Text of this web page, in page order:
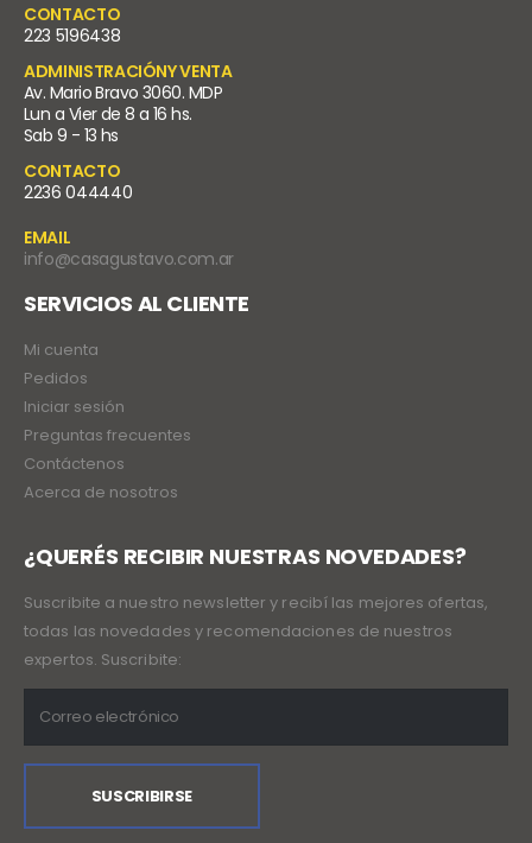
CONTACTO
223 5196438
ADMINISTRACIÓNY VENTA
Av. Mario Bravo 3060. MDP
Lun a Vier de 8 a 16 hs.
Sab 9 - 13 hs
CONTACTO
2236 044440
EMAIL
info@casagustavo.com.ar
SERVICIOS AL CLIENTE
Mi cuenta
Pedidos
Iniciar sesión
Preguntas frecuentes
Contáctenos
Acerca de nosotros
¿QUERÉS RECIBIR NUESTRAS NOVEDADES?
Suscribite a nuestro newsletter y recibí las mejores ofertas,
todas las novedades y recomendaciones de nuestros
expertos. Suscribite: